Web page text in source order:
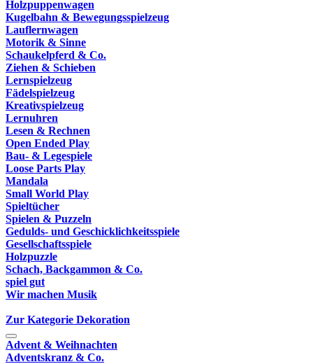
Holzpuppenwagen
Kugelbahn & Bewegungsspielzeug
Lauflernwagen
Motorik & Sinne
Schaukelpferd & Co.
Ziehen & Schieben
Lernspielzeug
Fädelspielzeug
Kreativspielzeug
Lernuhren
Lesen & Rechnen
Open Ended Play
Bau- & Legespiele
Loose Parts Play
Mandala
Small World Play
Spieltücher
Spielen & Puzzeln
Gedulds- und Geschicklichkeitsspiele
Gesellschaftsspiele
Holzpuzzle
Schach, Backgammon & Co.
spiel gut
Wir machen Musik
Zur Kategorie Dekoration
Advent & Weihnachten
Adventskranz & Co.